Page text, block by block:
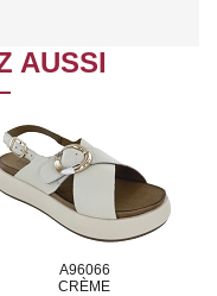
AUSSI
A96066
CRÈME